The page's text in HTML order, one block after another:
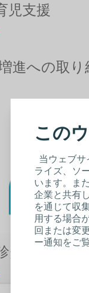
この
当ウェブサ
ライズ、ソ
います。ま
企業と共有
を通じて収
用する場合
回または変
ー通知をご
児支援
進への取り
費用サポー